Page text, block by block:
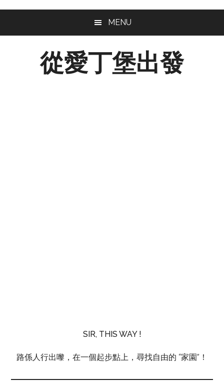
MENU
從愛丁堡出發
SIR, THIS WAY !
路係人行出嚟，在一個起步點上，尋找自由的 “家園”！